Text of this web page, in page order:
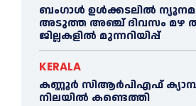
ബംഗാൾ ഉൾക്കടലിൽ
അടുത്ത അഞ്ച് ദിവസം മഴ
ജില്ലകളിൽ മുന്നറിയിപ്പ്
KERALA
കണ്ണൂര്‍ സിആര്‍പിഎഫ്
നിലയില്‍ കണ്ടെത്തി